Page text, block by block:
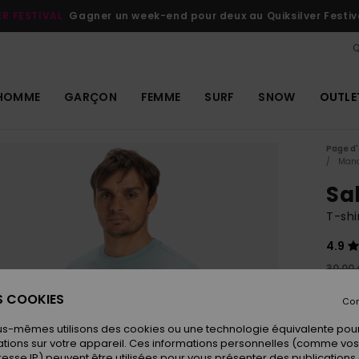
FESTIVAL Gagner un week-end pour deux au Quiksilver
GARÇON FEMME SURF SNOW
Page
T-
4.9
30,00
COOKIES
mêmes utilisons des cookies ou une technologie équivalente
sur votre appareil. Ces informations personnelles (comme